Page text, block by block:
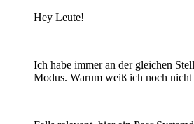
Hey Leute!
Ich habe immer an der gleichen
Modus. Warum weiß ich noch nicht